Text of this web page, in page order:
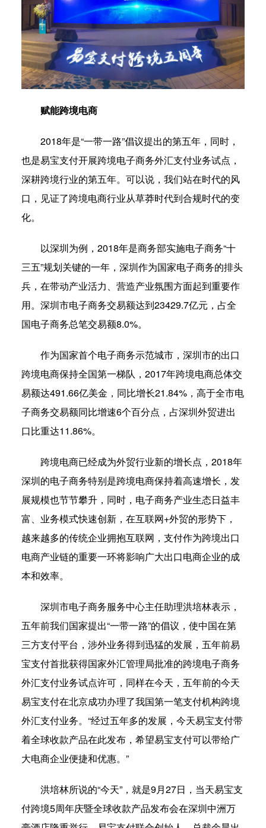
赋能跨境电商
2018年是“一带一路”倡议提出的第五年，同时，
也是易宝支付开展跨境电子商务外汇支付业务试点，
深耕跨境行业的第五年。可以说，我们站在时代的风
口，见证了跨境电商行业从草莽时代到合规时代的变
化。
以深圳为例，2018年是商务部实施电子商务“十
三五”规划关键的一年，深圳作为国家电子商务的排头
兵，在带动产业活力、营造产业氛围方面起到重要作
用。深圳市电子商务交易额达到23429.7亿元，占全
国电子商务总笔交易额8.0%。
作为国家首个电子商务示范城市，深圳市的出口
跨境电商保持全国第一梯队，2017年跨境电商总体交
易额达491.66亿美金，同比增长21.84%，高于全市电
子商务交易额同比增速6个百分点，占深圳外贸进出
口比重达11.86%。
跨境电商已经成为外贸行业新的增长点，2018年
深圳的电子商务特别是跨境电商保持着高速增长，发
展规模也节节攀升，同时，电子商务产业生态日益丰
富、业务模式快速创新，在互联网+外贸的形势下，
越来越多的传统企业拥抱互联网，支付作为跨境出口
电商产业链的重要一环将影响广大出口电商企业的成
本和效率。
深圳市电子商务服务中心主任助理洪培林表示，
五年前我们国家提出“一带一路”的倡议，使中国在第
三方支付平台，涉外业务得到迅猛的发展，五年前易
宝支付首批获得国家外汇管理局批准的跨境电子商务
外汇支付业务试点许可，同样在今天，五年前的今天
易宝支付在北京成功办理了我国第一笔支付机构跨境
外汇支付业务。“经过五年多的发展，今天易宝支付带
着全球收款产品在此发布，希望易宝支付可以带给广
大电商企业便捷和优惠。”
洪培林所说的“今天”，就是9月27日，当天易宝支
付跨境5周年庆暨全球收款产品发布会在深圳中洲万